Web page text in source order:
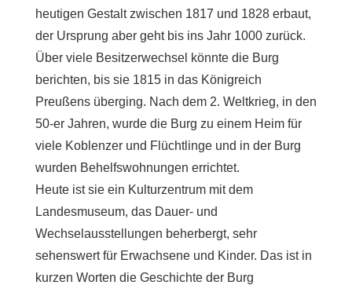
heutigen Gestalt zwischen 1817 und 1828 erbaut,
der Ursprung aber geht bis ins Jahr 1000 zurück.
Über viele Besitzerwechsel könnte die Burg
berichten, bis sie 1815 in das Königreich
Preußens überging. Nach dem 2. Weltkrieg, in den
50-er Jahren, wurde die Burg zu einem Heim für
viele Koblenzer und Flüchtlinge und in der Burg
wurden Behelfswohnungen errichtet.
Heute ist sie ein Kulturzentrum mit dem
Landesmuseum, das Dauer- und
Wechselausstellungen beherbergt, sehr
sehenswert für Erwachsene und Kinder. Das ist in
kurzen Worten die Geschichte der Burg